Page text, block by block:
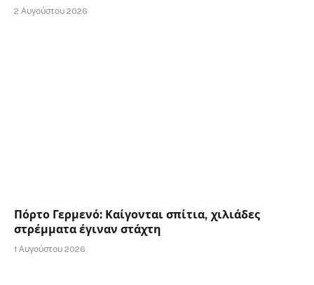
2 Αυγούστου 2026
Πόρτο Γερμενό: Καίγονται σπίτια, χιλιάδες
στρέμματα έγιναν στάχτη
1 Αυγούστου 2026